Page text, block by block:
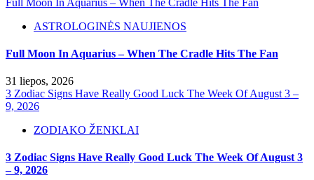
ASTROLOGINĖS NAUJIENOS
Full Moon In Aquarius – When The Cradle Hits The Fan
31 liepos, 2026
3 Zodiac Signs Have Really Good Luck The Week Of August 3 –
9, 2026
ZODIAKO ŽENKLAI
3 Zodiac Signs Have Really Good Luck The Week Of August 3
– 9, 2026